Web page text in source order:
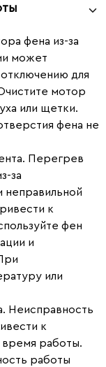
фена из-за
может
для
мотор
или щетки.
фена не
Перегрев
за
неправильной
к
фен
и
или
Неисправность
к
работы.
работы